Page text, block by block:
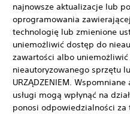
najnowsze aktualizacje lub
oprogramowania
technologię lub zmienione
uniemożliwić dostęp do
zawartości albo uniemożliwić
nieautoryzowanego sprzętu
URZĄDZENIEM.
usługi mogą wpłynąć na
ponosi odpowiedzialności za